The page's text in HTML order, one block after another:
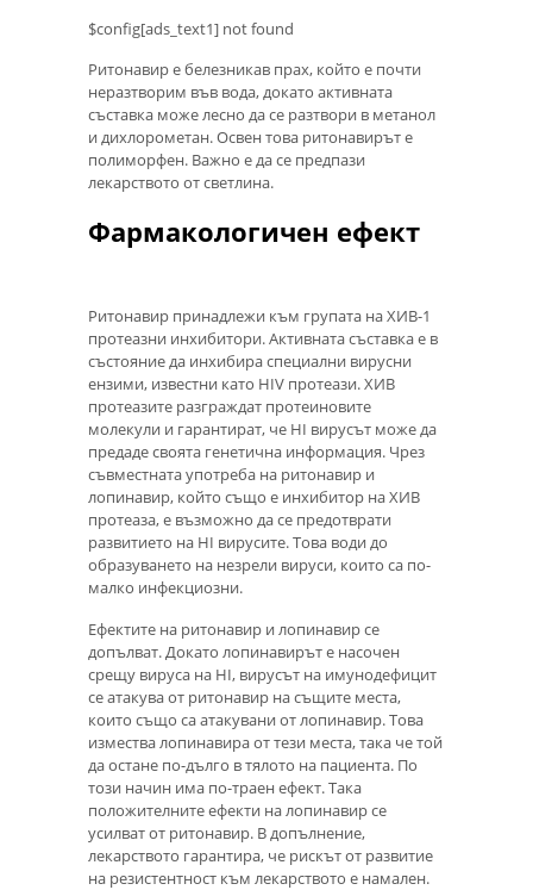
$config[ads_text1] not found
Ритонавир е белезникав прах, който е почти
неразтворим във вода, докато активната
съставка може лесно да се разтвори в метанол
и дихлорометан. Освен това ритонавирът е
полиморфен. Важно е да се предпази
лекарството от светлина.
Фармакологичен ефект
Ритонавир принадлежи към групата на ХИВ-1
протеазни инхибитори. Активната съставка е в
състояние да инхибира специални вирусни
ензими, известни като HIV протеази. ХИВ
протеазите разграждат протеиновите
молекули и гарантират, че HI вирусът може да
предаде своята генетична информация. Чрез
съвместната употреба на ритонавир и
лопинавир, който също е инхибитор на ХИВ
протеаза, е възможно да се предотврати
развитието на HI вирусите. Това води до
образуването на незрели вируси, които са по-
малко инфекциозни.
Ефектите на ритонавир и лопинавир се
допълват. Докато лопинавирът е насочен
срещу вируса на HI, вирусът на имунодефицит
се атакува от ритонавир на същите места,
които също са атакувани от лопинавир. Това
измества лопинавира от тези места, така че той
да остане по-дълго в тялото на пациента. По
този начин има по-траен ефект. Така
положителните ефекти на лопинавир се
усилват от ритонавир. В допълнение,
лекарството гарантира, че рискът от развитие
на резистентност към лекарството е намален.